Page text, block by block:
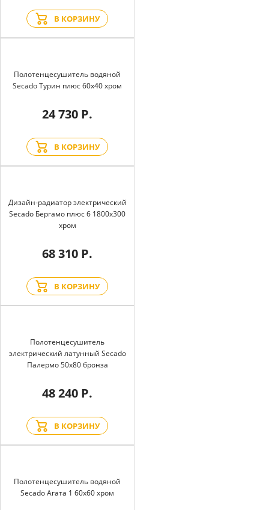
В КОРЗИНУ
Полотенцесушитель водяной
Secado Турин плюс 60x40 хром
24 730 Р.
В КОРЗИНУ
Дизайн-радиатор электрический
Secado Бергамо плюс 6 1800x300
хром
68 310 Р.
В КОРЗИНУ
Полотенцесушитель
электрический латунный Secado
Палермо 50x80 бронза
48 240 Р.
В КОРЗИНУ
Полотенцесушитель водяной
Secado Агата 1 60x60 хром